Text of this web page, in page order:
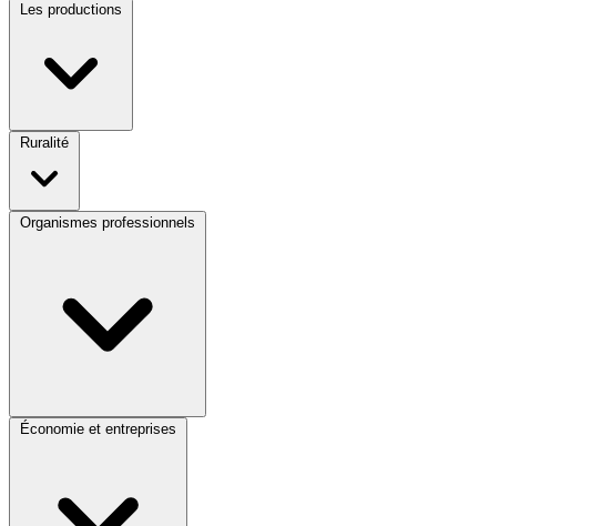
Les productions
Ruralité
Organismes professionnels
Économie et entreprises